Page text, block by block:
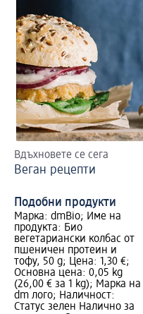
Вдъхновете се сега
Веган рецепти
Подобни продукти
Марка: dmBio; Име на
продукта: Био
вегетариански колбас от
пшеничен протеин и
тофу, 50 g; Цена: 1,30 €;
Основна цена: 0,05 kg
(26,00 € за 1 kg); Марка на
dm лого; Наличност:
Статус зелен Налично за